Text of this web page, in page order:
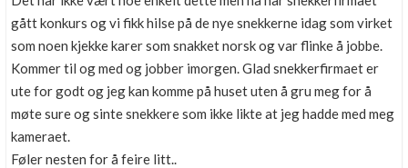
Boligmappa+
Få mer ut av Boligmappa
gått konkurs og vi fikk hilse på de nye snekkerne idag som virket
som noen kjekke karer som snakket norsk og var flinke å jobbe.
Kommer til og med og jobber imorgen. Glad snekkerfirmaet er
ute for godt og jeg kan komme på huset uten å gru meg for å
møte sure og sinte snekkere som ikke likte at jeg hadde med meg
kameraet.
Føler nesten for å feire litt..